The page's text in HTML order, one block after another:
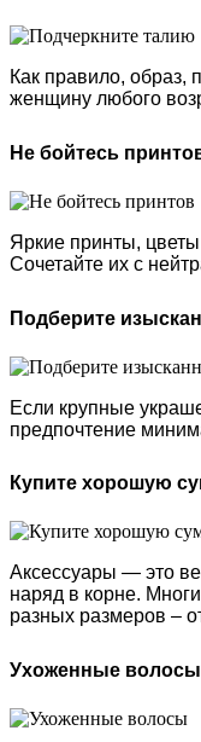
Как правило, образ,
женщину любого
Не бойтесь
Яркие принты, цветы
Сочетайте их с
Подберите
Если крупные
предпочтение
Купите хорошую
Аксессуары — это
наряд в корне.
разных размеров –
Ухоженные волосы